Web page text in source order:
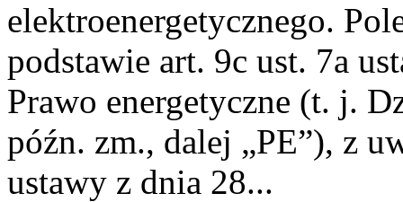
elektroenergetycznego.
podstawie art. 9c ust. 7a
Prawo energetyczne (t. j.
późn. zm., dalej „PE”), z
ustawy z dnia 28...